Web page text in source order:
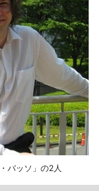
バッソ」の2人